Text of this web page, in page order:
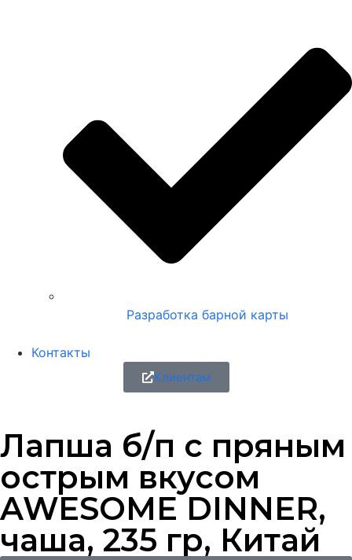
Разработка барной карты
Контакты
Клиентам
Лапша б/п с пряным
острым вкусом
AWESOME DINNER,
чаша, 235 гр, Китай